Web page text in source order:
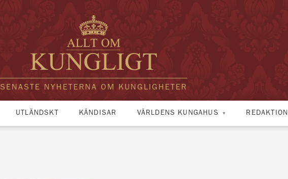
SENASTE NYHETERNA OM KUNGLIGHETER
UTLÄNDSKT KÄNDISAR VÄRLDENS KUNGAHUS REDAKTION